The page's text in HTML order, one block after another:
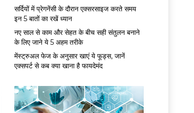
सर्द‍ियों में प्रेगनेंसी के दौरान एक्सरसाइज करते समय
इन 5 बातों का रखें ध्यान
नए साल से काम और सेहत के बीच सही संतुलन बनाने
के लिए जाने ये 5 अहम तरीके
मेंस्ट्रुअल फेज के अनुसार खाएं ये फूड्स, जानें
एक्सपर्ट से कब क्या खाना है फायदेमंद